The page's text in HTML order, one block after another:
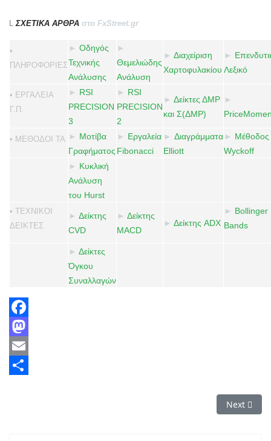
LΣΧΕΤΙΚΑ ΑΡΘΡΑ στο FxStreet.gr
•
ΠΛΗΡΟΦΟΡΙΕΣ
► Οδηγός
Τεχνικής
Ανάλυσης
►
Θεμελιώδης
Ανάλυση
► Διαχείριση
Χαρτοφυλακίου
►
Λεξικό
• ΕΡΓΑΛΕΙΑ
Γ.Π.
► RSI
PRECISION
3
► RSI
PRECISION
2
► Δείκτες ΔMP
και Σ(ΔMP)
►
• ΜΕΘΟΔΟΙ ΤΑ ► Μοτίβα
Γραφήματος
► Εργαλεία
Fibonacci
► Διαγράμματα
Elliott
► Μέθοδος
Wyckoff
► Κυκλική
Ανάλυση
του Hurst
• ΤΕΧΝΙΚΟΙ
ΔΕΙΚΤΕΣ
► Δείκτης
CVD
► Δείκτης
MACD
► Δείκτης ADX
► Bollinger
Bands
► Δείκτες
Όγκου
Συναλλαγών
Facebook
Mastodon
Email
Next
Next